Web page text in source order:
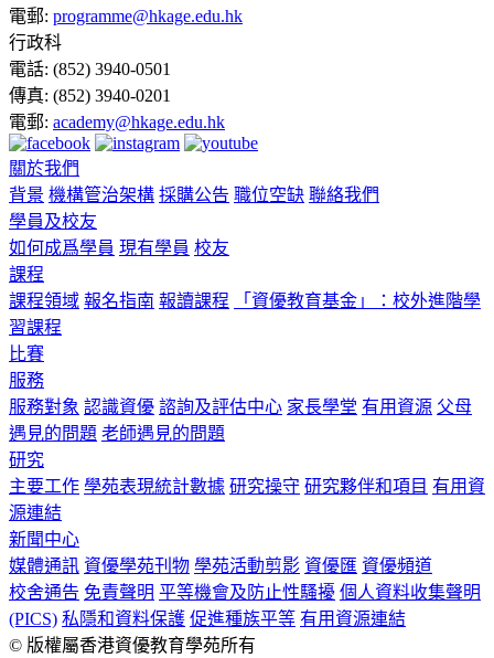
電郵: programme@hkage.edu.hk
行政科
電話: (852) 3940-0501
傳真: (852) 3940-0201
電郵: academy@hkage.edu.hk
關於我們
背景 機構管治架構 採購公告 職位空缺 聯絡我們
學員及校友
如何成爲學員 現有學員 校友
課程
課程領域 報名指南 報讀課程
「資優教育基金」：校外進階學
習課程
比賽
服務
服務對象 認識資優 諮詢及評估中心 家長學堂 有用資源 父母
遇見的問題 老師遇見的問題
研究
主要工作 學苑表現統計數據 研究操守 研究夥伴和項目 有用資
源連結
新聞中心
媒體通訊 資優學苑刊物 學苑活動剪影 資優匯 資優頻道
校舍通告 免責聲明 平等機會及防止性騷擾 個人資料收集聲明
(PICS) 私隱和資料保護 促進種族平等 有用資源連結
© 版權屬香港資優教育學苑所有